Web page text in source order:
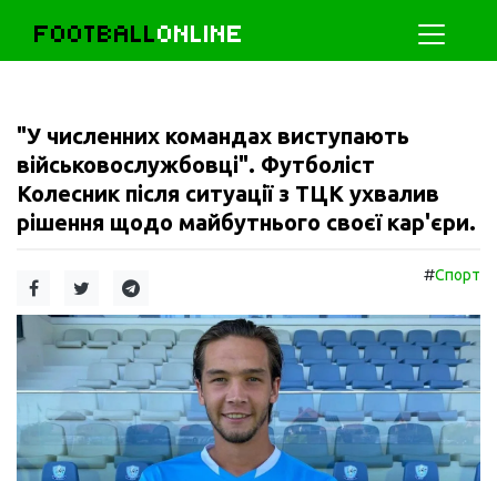
FOOTBALLONLINE
"У численних командах виступають
військовослужбовці". Футболіст
Колесник після ситуації з ТЦК ухвалив
рішення щодо майбутнього своєї кар'єри.
#Спорт